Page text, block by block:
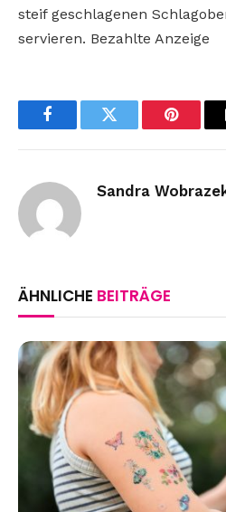
steif geschlagenen
servieren. Bezahlte Anzeige
FacebookTwitter
Sandra
ÄHNLICHE BEITRÄGE